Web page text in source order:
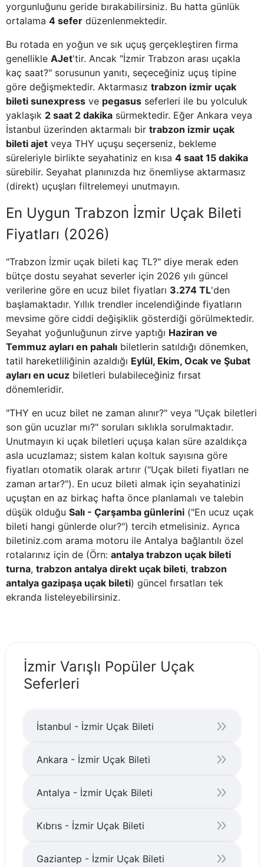
yorgunluğunu geride bırakabilirsiniz. Bu hatta günlük
ortalama 4 sefer düzenlenmektedir.
Bu rotada en yoğun ve sık uçuş gerçekleştiren firma
genellikle AJet'tir. Ancak "İzmir Trabzon arası uçakla
kaç saat?" sorusunun yanıtı, seçeceğiniz uçuş tipine
göre değişmektedir. Aktarmasız trabzon izmir uçak
bileti sunexpress ve pegasus seferleri ile bu yolculuk
yaklaşık 2 saat 2 dakika sürmektedir. Eğer Ankara veya
İstanbul üzerinden aktarmalı bir trabzon izmir uçak
bileti ajet veya THY uçuşu seçerseniz, bekleme
süreleriyle birlikte seyahatiniz en kısa 4 saat 15 dakika
sürebilir. Seyahat planınızda hız önemliyse aktarmasız
(direkt) uçuşları filtrelemeyi unutmayın.
En Uygun Trabzon İzmir Uçak Bileti
Fiyatları (2026)
"Trabzon İzmir uçak bileti kaç TL?" diye merak eden
bütçe dostu seyahat severler için 2026 yılı güncel
verilerine göre en ucuz bilet fiyatları 3.274 TL'den
başlamaktadır. Yıllık trendler incelendiğinde fiyatların
mevsime göre ciddi değişiklik gösterdiği görülmektedir.
Seyahat yoğunluğunun zirve yaptığı Haziran ve
Temmuz ayları en pahalı biletlerin satıldığı dönemken,
tatil hareketliliğinin azaldığı Eylül, Ekim, Ocak ve Şubat
ayları en ucuz biletleri bulabileceğiniz fırsat
dönemleridir.
"THY en ucuz bilet ne zaman alınır?" veya "Uçak biletleri
son gün ucuzlar mı?" soruları sıklıkla sorulmaktadır.
Unutmayın ki uçak biletleri uçuşa kalan süre azaldıkça
asla ucuzlamaz; sistem kalan koltuk sayısına göre
fiyatları otomatik olarak artırır ("Uçak bileti fiyatları ne
zaman artar?"). En ucuz bileti almak için seyahatinizi
uçuştan en az birkaç hafta önce planlamalı ve talebin
düşük olduğu Salı - Çarşamba günlerini ("En ucuz uçak
bileti hangi günlerde olur?") tercih etmelisiniz. Ayrıca
biletiniz.com arama motoru ile Antalya bağlantılı özel
rotalarınız için de (Örn: antalya trabzon uçak bileti
turna, trabzon antalya direkt uçak bileti, trabzon
antalya gazipaşa uçak bileti) güncel fırsatları tek
ekranda listeleyebilirsiniz.
İzmir Varışlı Popüler Uçak
Seferleri
İstanbul - İzmir Uçak Bileti
Ankara - İzmir Uçak Bileti
Antalya - İzmir Uçak Bileti
Kıbrıs - İzmir Uçak Bileti
Gaziantep - İzmir Uçak Bileti